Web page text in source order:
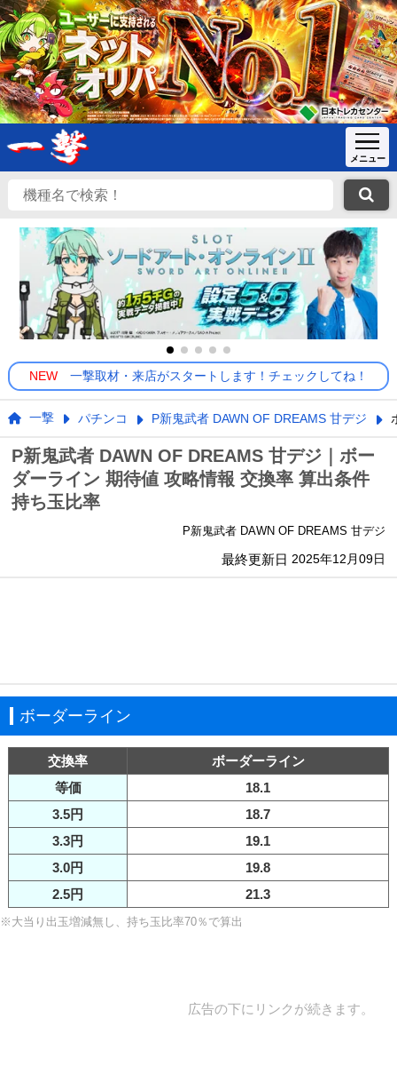
NEW 一撃取材・来店がスタートします！チェックしてね！
一撃 パチンコ P新鬼武者 DAWN OF DREAMS 甘デジ
P新鬼武者 DAWN OF DREAMS 甘デジ｜ボー
ダーライン 期待値 攻略情報 交換率 算出条件
持ち玉比率
P新鬼武者 DAWN OF DREAMS 甘デジ
最終更新日 2025年12月09日
ボーダーライン
交換率
ボーダーライン
等価
18.1
3.5円
18.7
3.3円
19.1
3.0円
19.8
2.5円
21.3
※大当り出玉増減無し、持ち玉比率70％で算出
広告の下にリンクが続きます。